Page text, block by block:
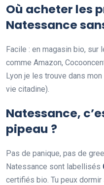
Où acheter les
Natessance
Facile : en magasin bio,
comme Amazon,
Lyon je les trouve dans
vie citadine).
Natessance,
pipeau ?
Pas de panique, pas de
Natessance sont labellisés
certifiés bio. Tu peux